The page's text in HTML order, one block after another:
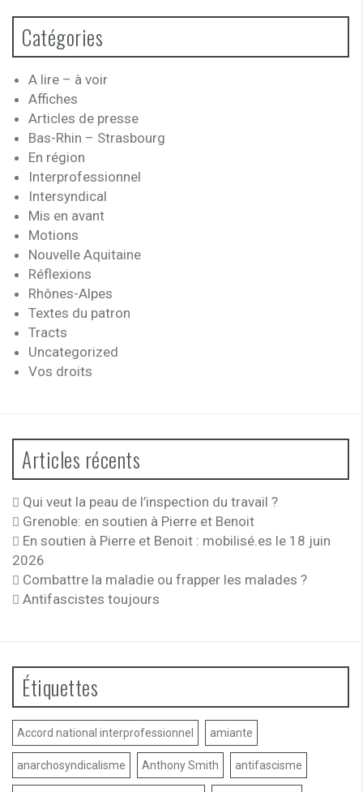
Catégories
A lire – à voir
Affiches
Articles de presse
Bas-Rhin – Strasbourg
En région
Interprofessionnel
Intersyndical
Mis en avant
Motions
Nouvelle Aquitaine
Réflexions
Rhônes-Alpes
Textes du patron
Tracts
Uncategorized
Vos droits
Articles récents
Qui veut la peau de l’inspection du travail ?
Grenoble: en soutien à Pierre et Benoit
En soutien à Pierre et Benoit : mobilisé.es le 18 juin
2026
Combattre la maladie ou frapper les malades ?
Antifascistes toujours
Étiquettes
Accord national interprofessionnel amiante
anarchosyndicalisme Anthony Smith antifascisme